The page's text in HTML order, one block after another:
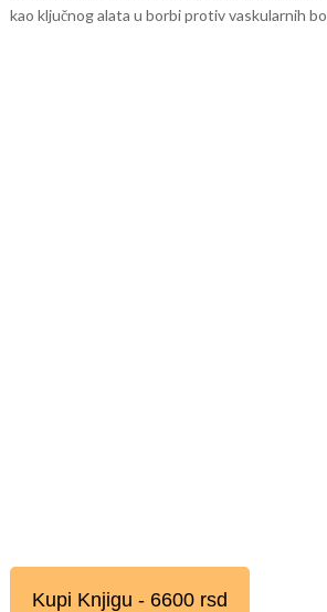
kao ključnog alata u borbi protiv vaskularnih
Kupi Knjigu - 6600 rsd